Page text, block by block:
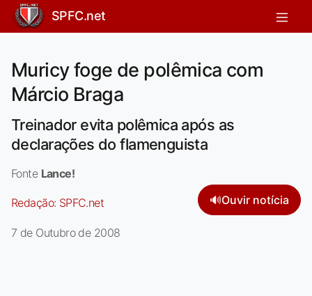
SPFC.net
Muricy foge de polêmica com
Márcio Braga
Treinador evita polêmica após as
declarações do flamenguista
Fonte Lance!
Redação: SPFC.net 🔊Ouvir notícia
7 de Outubro de 2008